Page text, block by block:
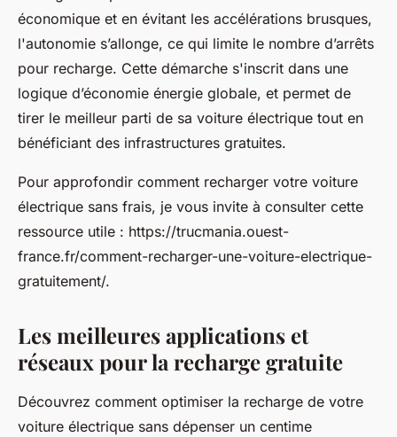
économique et en évitant les accélérations brusques,
l'autonomie s’allonge, ce qui limite le nombre d’arrêts
pour recharge. Cette démarche s'inscrit dans une
logique d’économie énergie globale, et permet de
tirer le meilleur parti de sa voiture électrique tout en
bénéficiant des infrastructures gratuites.
Pour approfondir comment recharger votre voiture
électrique sans frais, je vous invite à consulter cette
ressource utile : https://trucmania.ouest-
france.fr/comment-recharger-une-voiture-electrique-
gratuitement/.
Les meilleures applications et
réseaux pour la recharge gratuite
Découvrez comment optimiser la recharge de votre
voiture électrique sans dépenser un centime